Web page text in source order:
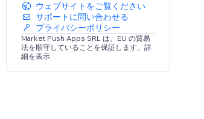
ウェブサイトをご覧ください
サポートに問い合わせる
プライバシーポリシー
Market Push Apps SRL は、EU の貿易
法を順守していることを保証します。詳
細を表示